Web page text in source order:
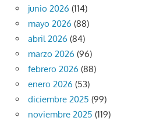
junio 2026 (114)
mayo 2026 (88)
abril 2026 (84)
marzo 2026 (96)
febrero 2026 (88)
enero 2026 (53)
diciembre 2025 (99)
noviembre 2025 (119)